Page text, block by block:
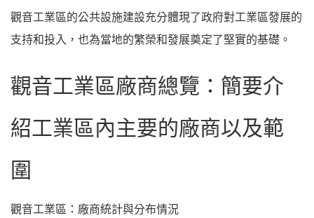
觀音工業區的公共設施建設充分體現了政府對工業區發展的
支持和投入，也為當地的繁榮和發展奠定了堅實的基礎。
觀音工業區廠商總覽：簡要介
紹工業區內主要的廠商以及範
圍
觀音工業區：廠商統計與分布情況